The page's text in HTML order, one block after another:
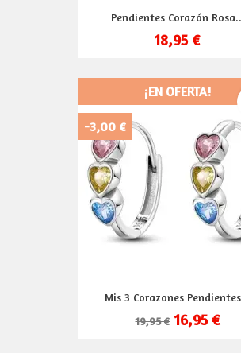
Pendientes Corazón
18,95 €
Mis 3 Corazones
19,95 € 16,95 €
¡EN OFERTA!
-3,00 €